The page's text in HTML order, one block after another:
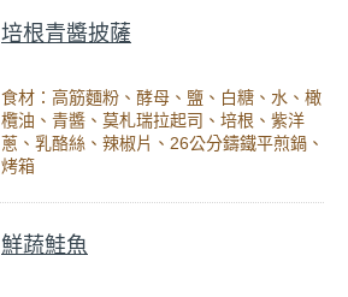
培根青醬披薩
食材：高筋麵粉、酵母、鹽、白糖、水、橄
欖油、青醬、莫札瑞拉起司、培根、紫洋
蔥、乳酪絲、辣椒片、26公分鑄鐵平煎鍋、
烤箱
鮮蔬鮭魚